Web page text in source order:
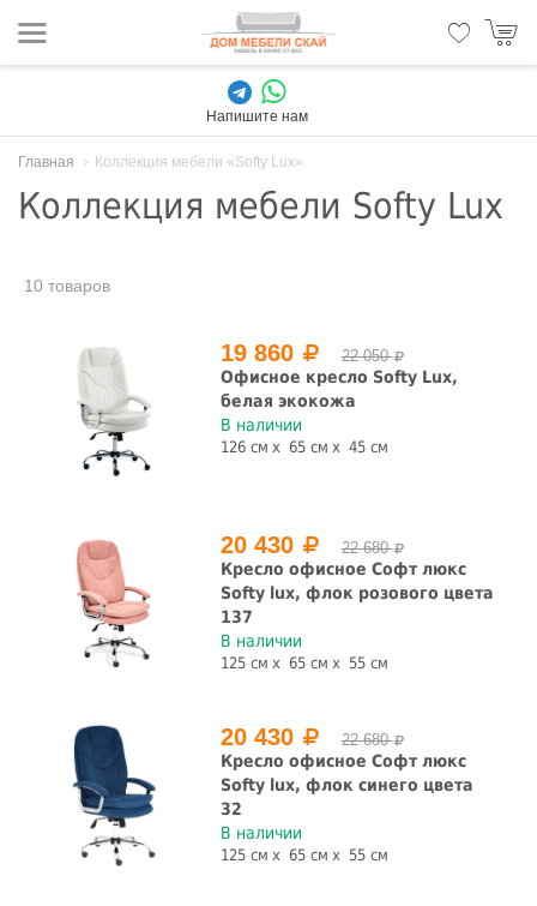
Напишите нам
Главная Коллекция мебели «Softy Lux»
Коллекция мебели Softy Lux
10 товаров
19 860 22 050
Офисное кресло Softy Lux,
белая экокожа
В наличии
126 см 65 см 45 см
20 430 22 680
Кресло офисное Софт люкс
Softy lux, флок розового цвета
137
В наличии
125 см 65 см 55 см
20 430 22 680
Кресло офисное Софт люкс
Softy lux, флок синего цвета
32
В наличии
125 см 65 см 55 см